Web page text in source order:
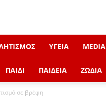
ΥΓΕΙΑ MEDIA
ΠΑΙΔΙ ΠΑΙΔΕΙΑ ΖΩΔΙΑ
σε βρέφη